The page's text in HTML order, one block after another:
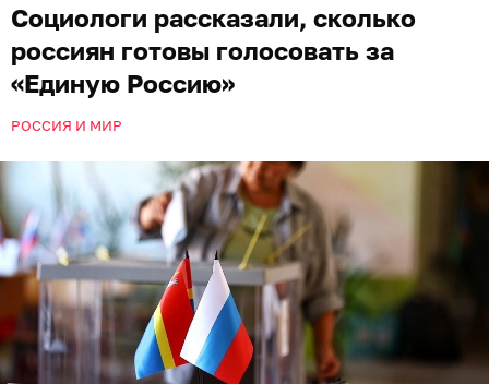
Социологи рассказали, сколько
россиян готовы голосовать за
«Единую Россию»
РОССИЯ И МИР